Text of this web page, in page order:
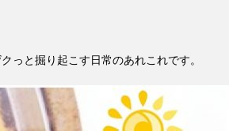
と掘り起こす日常のあれこれです。